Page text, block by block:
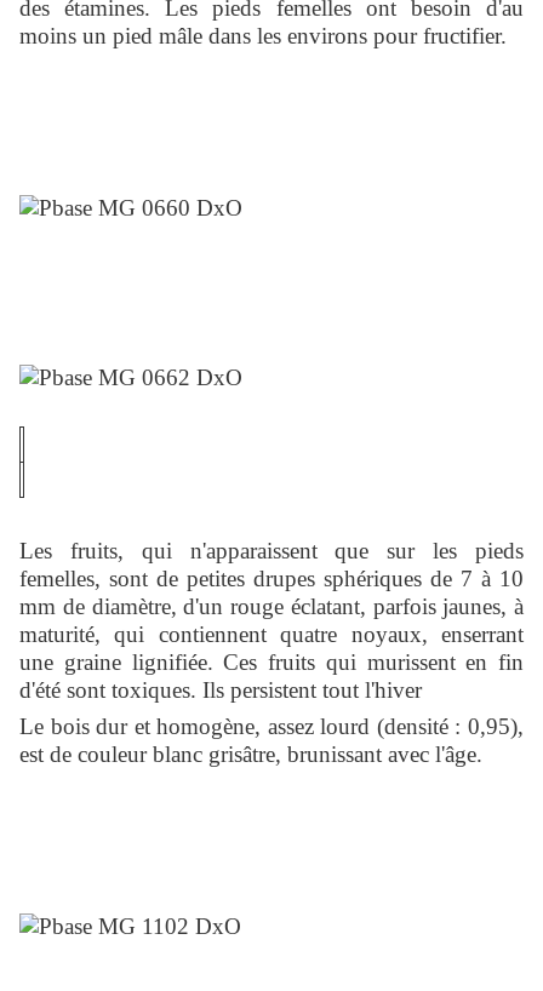
des étamines. Les pieds femelles ont besoin d'au
moins un pied mâle dans les environs pour fructifier.
Les fruits, qui n'apparaissent que sur les pieds
femelles, sont de petites drupes sphériques de 7 à 10
mm de diamètre, d'un rouge éclatant, parfois jaunes, à
maturité, qui contiennent quatre noyaux, enserrant
une graine lignifiée. Ces fruits qui murissent en fin
d'été sont toxiques. Ils persistent tout l'hiver
Le bois dur et homogène, assez lourd (densité : 0,95),
est de couleur blanc grisâtre, brunissant avec l'âge.